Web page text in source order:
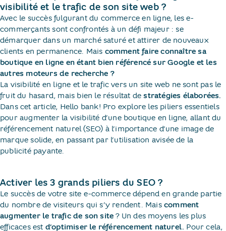
visibilité et le trafic de son site web ?
Avec le succès fulgurant du commerce en ligne, les e-
commerçants sont confrontés à un défi majeur : se
démarquer dans un marché saturé et attirer de nouveaux
clients en permanence. Mais comment faire connaître sa
boutique en ligne en étant bien référencé sur Google et les
autres moteurs de recherche ?
La visibilité en ligne et le trafic vers un site web ne sont pas le
fruit du hasard, mais bien le résultat destratégies élaborées.
Dans cet article, Hello bank! Pro explore les piliers essentiels
pour augmenter la visibilité d’une boutique en ligne, allant du
référencement naturel (SEO) à l’importance d’une image de
marque solide, en passant par l’utilisation avisée de la
publicité payante.
Activer les 3 grands piliers du SEO ?
Le succès de votre site e-commerce dépend en grande partie
du nombre de visiteurs qui s’y rendent. Maiscomment
augmenter le trafic de son site ? Un des moyens les plus
efficaces est d’optimiser le référencement naturel. Pour cela,